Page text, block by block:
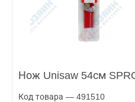
Нож Unisaw 54см
Код товара — 491510